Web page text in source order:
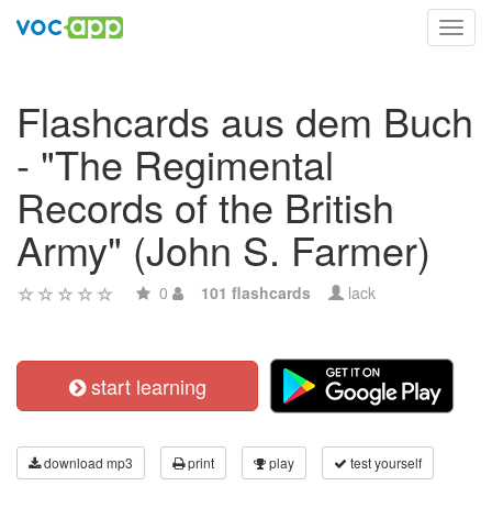
Flashcards aus dem Buch
- "The Regimental
Records of the British
Army" (John S. Farmer)
0 101 flashcards lack
start learning
download mp3 print play test yourself